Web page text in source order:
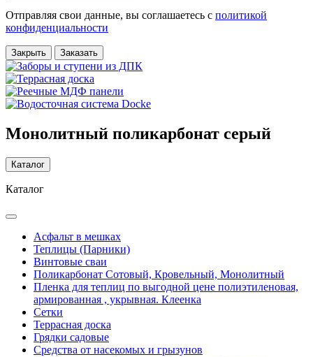
Отправляя свои данные, вы соглашаетесь с политикой
конфиденциальности
Закрыть Заказать
Монолитный поликарбонат серый
Каталог
Каталог
Асфальт в мешках
Теплицы (Парники)
Винтовые сваи
Поликарбонат Сотовый, Кровельный, Монолитный
Пленка для теплиц по выгодной цене полиэтиленовая,
армированная , укрывная. Клеенка
Сетки
Террасная доска
Грядки садовые
Средства от насекомых и грызунов